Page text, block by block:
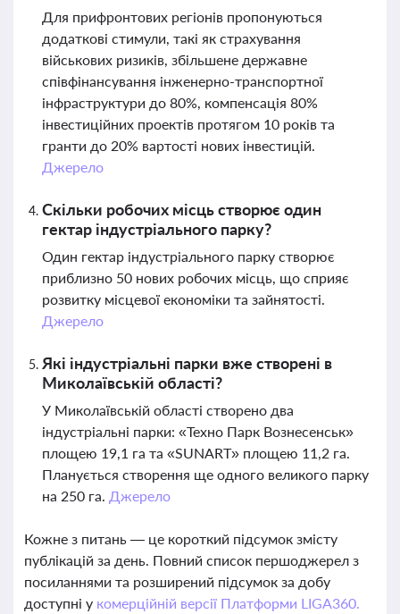
Для прифронтових регіонів пропонуються
додаткові стимули, такі як страхування
військових ризиків, збільшене державне
співфінансування інженерно-транспортної
інфраструктури до 80%, компенсація 80%
інвестиційних проектів протягом 10 років та
гранти до 20% вартості нових інвестицій.
Джерело
Скільки робочих місць створює один
гектар індустріального парку?
Один гектар індустріального парку створює
приблизно 50 нових робочих місць, що сприяє
розвитку місцевої економіки та зайнятості.
Джерело
Які індустріальні парки вже створені в
Миколаївській області?
У Миколаївській області створено два
індустріальні парки: «Техно Парк Вознесенськ»
площею 19,1 га та «SUNART» площею 11,2 га.
Планується створення ще одного великого парку
на 250 га. Джерело
Кожне з питань — це короткий підсумок змісту
публікацій за день. Повний список першоджерел з
посиланнями та розширений підсумок за добу
доступні у комерційній версії Платформи LIGA360.